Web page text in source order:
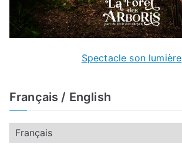
Spectacle son lumière
Français / English